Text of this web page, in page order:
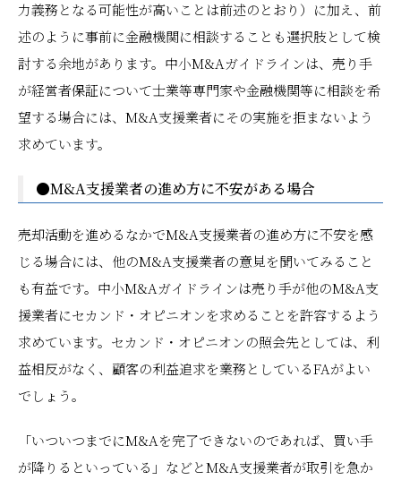
力義務となる可能性が高いことは前述のとおり）に加え、前
述のように事前に金融機関に相談することも選択肢として検
討する余地があります。中小M&Aガイドラインは、売り手
が経営者保証について士業等専門家や金融機関等に相談を希
望する場合には、M&A支援業者にその実施を拒まないよう
求めています。
●M&A支援業者の進め方に不安がある場合
売却活動を進めるなかでM&A支援業者の進め方に不安を感
じる場合には、他のM&A支援業者の意見を聞いてみること
も有益です。中小M&Aガイドラインは売り手が他のM&A支
援業者にセカンド・オピニオンを求めることを許容するよう
求めています。セカンド・オピニオンの照会先としては、利
益相反がなく、顧客の利益追求を業務としているFAがよい
でしょう。
「いついつまでにM&Aを完了できないのであれば、買い手
が降りるといっている」などとM&A支援業者が取引を急か